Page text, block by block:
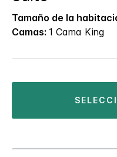
Tamaño de la
Camas: 1 Cama King